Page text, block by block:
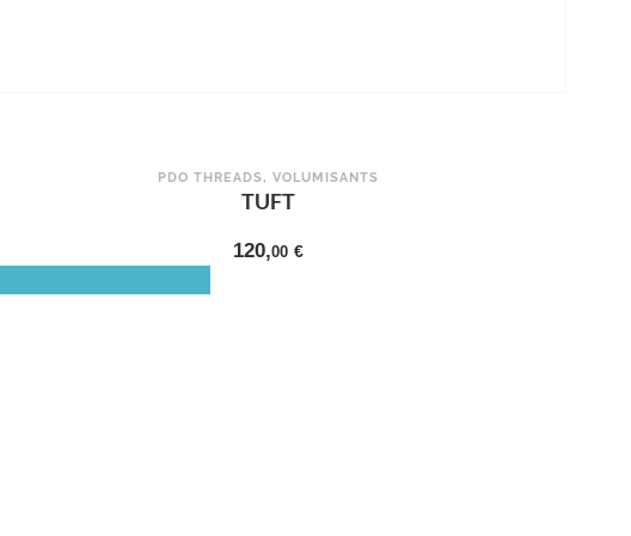
PDO THREADS, VOLUMISANTS
TUFT
120,00 €
CHOIX DES OPTIONS